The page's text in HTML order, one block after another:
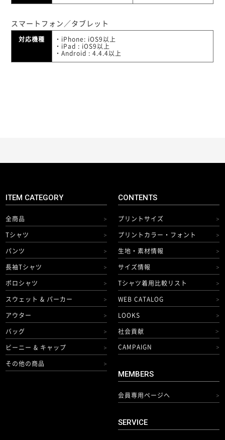
スマートフォン／タブレット
対応機種 ・iPhone: iOS9以上
・iPad : iOS9以上
・Android : 4.4.4以上
ITEM CATEGORY
全商品 >
Tシャツ >
パンツ >
長袖Tシャツ >
ポロシャツ >
スウェット & パーカー >
アウター >
バッグ >
ビーニー & キャップ >
その他の商品 >
CONTENTS
プリントサイズ >
プリントカラー・フォント >
生地・素材情報 >
サイズ情報 >
Tシャツ着用比較リスト >
WEB CATALOG >
LOOKS >
社会貢献
>
CAMPAIGN
>
MEMBERS
会員専用ページへ >
SERVICE